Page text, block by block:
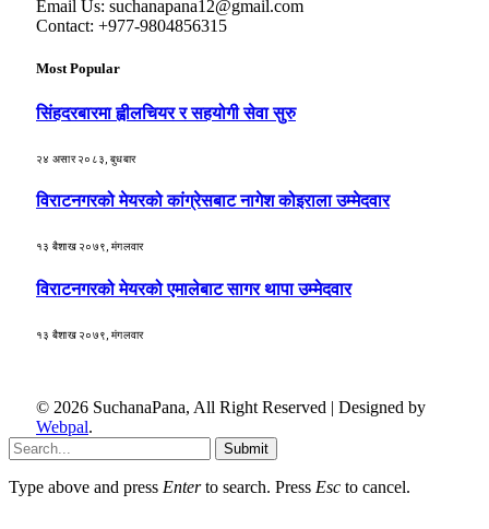
Email Us: suchanapana12@gmail.com
Contact: +977-9804856315
Most Popular
सिंहदरबारमा ह्वीलचियर र सहयोगी सेवा सुरु
२४ असार २०८३, बुधबार
विराटनगरको मेयरको कांग्रेसबाट नागेश कोइराला उम्मेदवार
१३ बैशाख २०७९, मंगलवार
विराटनगरको मेयरको एमालेबाट सागर थापा उम्मेदवार
१३ बैशाख २०७९, मंगलवार
© 2026 SuchanaPana, All Right Reserved | Designed by
Webpal.
Submit
Type above and press Enterto search. Press Esc to cancel.